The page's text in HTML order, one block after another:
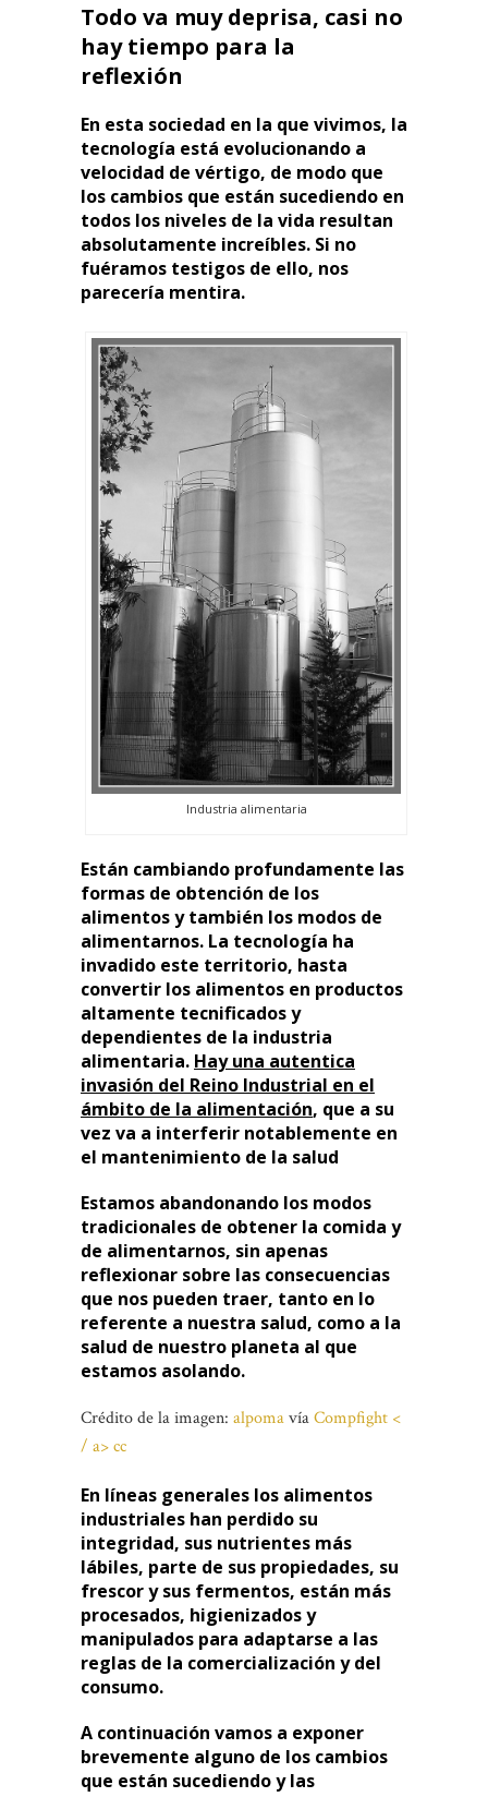
Todo va muy deprisa, casi no
hay tiempo para la
reflexión
En esta sociedad en la que vivimos, la
tecnología está evolucionando a
velocidad de vértigo, de modo que
los cambios que están sucediendo en
todos los niveles de la vida resultan
absolutamente increíbles. Si no
fuéramos testigos de ello, nos
parecería mentira.
Industria alimentaria
Están cambiando profundamente las
formas de obtención de los
alimentos y también los modos de
alimentarnos. La tecnología ha
invadido este territorio, hasta
convertir los alimentos en productos
altamente tecnificados y
dependientes de la industria
alimentaria. Hay una autentica
invasión del Reino Industrial en el
ámbito de la alimentación, que a su
vez va a interferir notablemente en
el mantenimiento de la salud
Estamos abandonando los modos
tradicionales de obtener la comida y
de alimentarnos, sin apenas
reflexionar sobre las consecuencias
que nos pueden traer, tanto en lo
referente a nuestra salud, como a la
salud de nuestro planeta al que
estamos asolando.
Crédito de la imagen: alpomavíaCompfight <
/ a>cc
En líneas generales los alimentos
industriales han perdido su
integridad, sus nutrientes más
lábiles, parte de sus propiedades, su
frescor y sus fermentos, están más
procesados, higienizados y
manipulados para adaptarse a las
reglas de la comercialización y del
consumo.
A continuación vamos a exponer
brevemente alguno de los cambios
que están sucediendo y las